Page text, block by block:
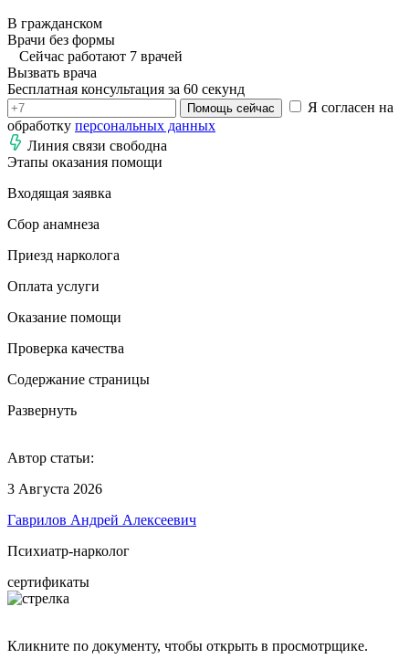
В гражданском
Врачи без формы
Сейчас работают 7 врачей
Вызвать врача
Бесплатная консультация за 60 секунд
Помощь сейчас
Я согласен на
обработку персональных данных
Линия связи свободна
Этапы оказания помощи
Входящая заявка
Сбор анамнеза
Приезд нарколога
Оплата услуги
Оказание помощи
Проверка качества
Содержание страницы
Развернуть
Автор статьи:
3 Августа 2026
Гаврилов Андрей Алексеевич
Психиатр-нарколог
сертификаты
Кликните по документу, чтобы открыть в просмотрщике.